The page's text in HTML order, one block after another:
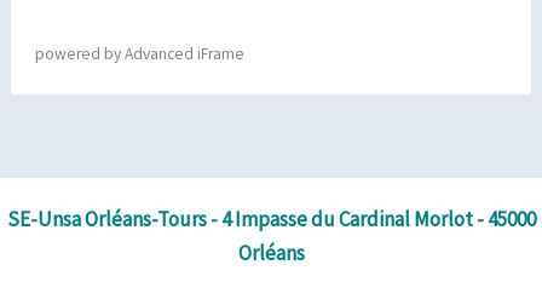
powered by Advanced iFrame
SE-Unsa Orléans-Tours - 4 Impasse du Cardinal Morlot - 45000
Orléans